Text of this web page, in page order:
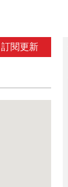
訂閱更新